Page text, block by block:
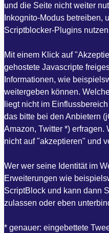
und die Seite nicht weiter
Inkognito-Modus betreiben,
Scriptblocker-Plugins
Mit einem Klick auf
gehostete Javascripte
Informationen, wie
weitergeben können.
liegt nicht im
das bitte bei den Anbietern
Amazon, Twitter *) erfragen.
nicht auf "akzeptieren" und
Wer wer seine Identität im
Erweiterungen wie
ScriptBlock und kann dann
zulassen oder eben
* genauer: eingebettete